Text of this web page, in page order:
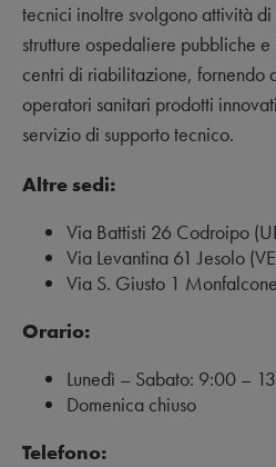
tecnici inoltre svolgono attività di
strutture ospedaliere pubbliche
centri di riabilitazione, fornendo
operatori sanitari prodotti
servizio di supporto tecnico.
Altre sedi:
Via Battisti 26 Codroipo
Via Levantina 61 Jesolo
Via S. Giusto 1
Orario:
Lunedì – Sabato: 9:00 –
Domenica chiuso
Telefono: